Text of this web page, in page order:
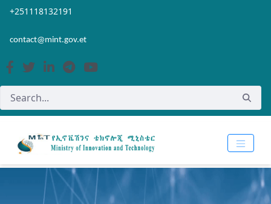
Skip to Main Content
Open Accessibility Menu
+251118132191
contact@mint.gov.et